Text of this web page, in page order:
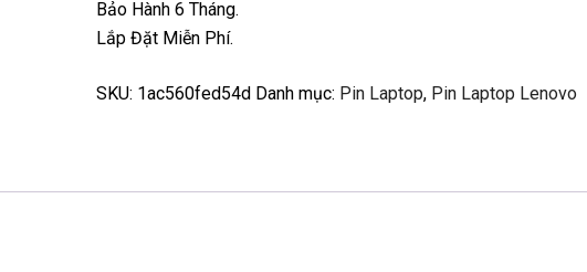
Bảo Hành 6 Tháng.
Lắp Đặt Miễn Phí.
SKU: 1ac560fed54d Danh mục: Pin Laptop, Pin Laptop Lenovo